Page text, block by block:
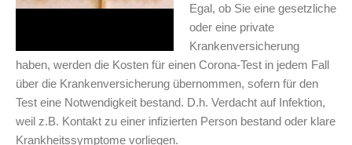
Egal, ob Sie eine gesetzliche
oder eine private
Krankenversicherung
haben, werden die Kosten für einen Corona-Test in jedem Fall
über die Krankenversicherung übernommen, sofern für den
Test eine Notwendigkeit bestand. D.h. Verdacht auf Infektion,
weil z.B. Kontakt zu einer infizierten Person bestand oder klare
Krankheitssymptome vorliegen.